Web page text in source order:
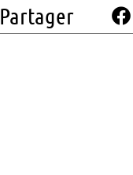
Partager